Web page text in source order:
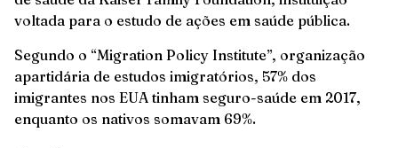
voltada para o estudo de ações em saúde pública.
Segundo o “Migration Policy Institute”, organização
apartidária de estudos imigratórios, 57% dos
imigrantes nos EUA tinham seguro-saúde em 2017,
enquanto os nativos somavam 69%.